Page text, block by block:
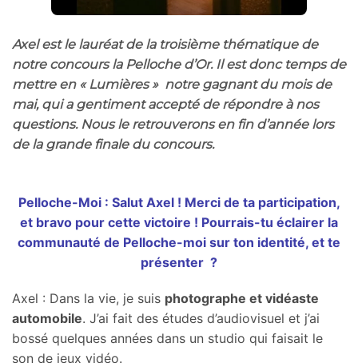
Axel est le lauréat de la troisième thématique de
notre concours la Pelloche d’Or. Il est donc temps de
mettre en « Lumières » notre gagnant du mois de
mai, qui a gentiment accepté de répondre à nos
questions. Nous le retrouverons en fin d’année lors
de la grande finale du concours.
Pelloche-Moi : Salut Axel ! Merci de ta participation,
et bravo pour cette victoire ! Pourrais-tu éclairer la
communauté de Pelloche-moi sur ton identité, et te
présenter ?
Axel : Dans la vie, je suis photographe et vidéaste
automobile. J’ai fait des études d’audiovisuel et j’ai
bossé quelques années dans un studio qui faisait le
son de jeux vidéo.